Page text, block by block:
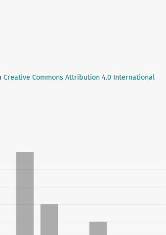
Creative Commons Attribution 4.0 International